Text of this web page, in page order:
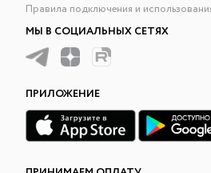
Правила подключения и
МЫ В СОЦИАЛЬНЫХ СЕТЯХ
ПРИЛОЖЕНИЕ